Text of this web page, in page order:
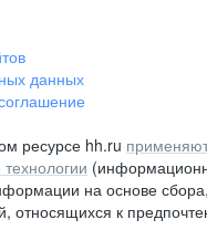
Алатау,
данных
ресурсе hh.ru
на основе
относящихся к